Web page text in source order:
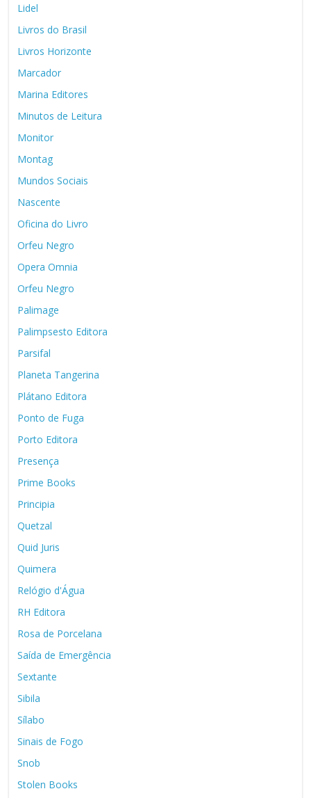
Lidel
Livros do Brasil
Livros Horizonte
Marcador
Marina Editores
Minutos de Leitura
Monitor
Montag
Mundos Sociais
Nascente
Oficina do Livro
Orfeu Negro
Opera Omnia
Orfeu Negro
Palimage
Palimpsesto Editora
Parsifal
Planeta Tangerina
Plátano Editora
Ponto de Fuga
Porto Editora
Presença
Prime Books
Principia
Quetzal
Quid Juris
Quimera
Relógio d'Água
RH Editora
Rosa de Porcelana
Saída de Emergência
Sextante
Sibila
Sílabo
Sinais de Fogo
Snob
Stolen Books